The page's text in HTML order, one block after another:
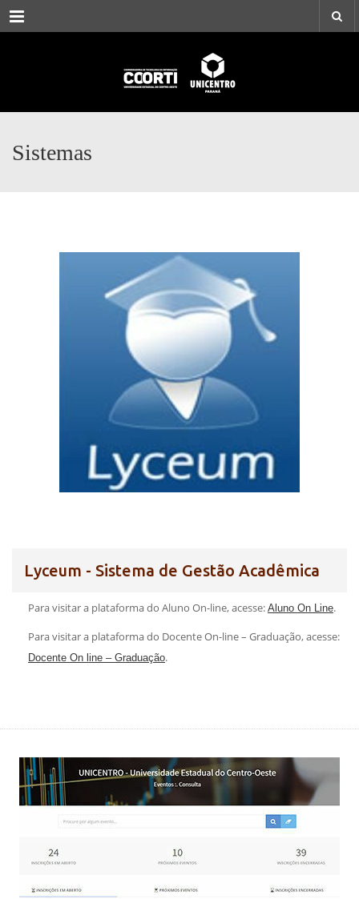
Menu
Sistemas
Lyceum - Sistema de Gestão Acadêmica
Para visitar a plataforma do Aluno On-line, acesse: Aluno On Line.
Para visitar a plataforma do Docente On-line – Graduação, acesse:
Docente On line – Graduação.